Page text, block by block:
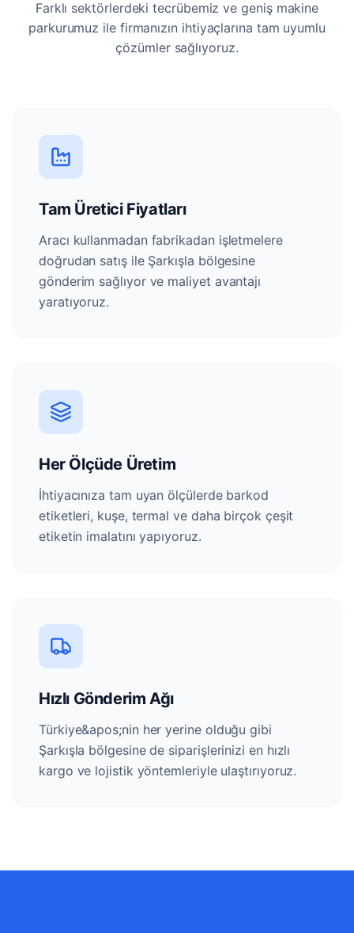
Farklı sektörlerdeki tecrübemiz ve geniş makine
parkurumuz ile firmanızın ihtiyaçlarına tam uyumlu
çözümler sağlıyoruz.
Tam Üretici Fiyatları
Aracı kullanmadan fabrikadan işletmelere
doğrudan satış ile Şarkışla bölgesine
gönderim sağlıyor ve maliyet avantajı
yaratıyoruz.
Her Ölçüde Üretim
İhtiyacınıza tam uyan ölçülerde barkod
etiketleri, kuşe, termal ve daha birçok çeşit
etiketin imalatını yapıyoruz.
Hızlı Gönderim Ağı
Türkiye&apos;nin her yerine olduğu gibi
Şarkışla bölgesine de siparişlerinizi en hızlı
kargo ve lojistik yöntemleriyle ulaştırıyoruz.